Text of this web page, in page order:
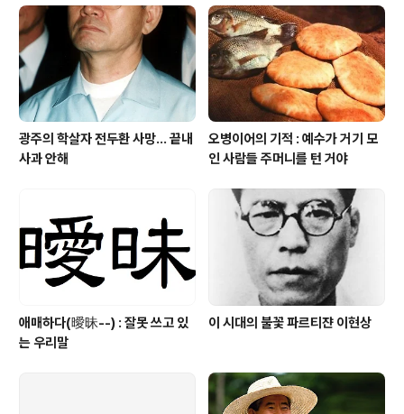
원인으로 인지시켰기 때문이다. 논쟁을 통하여 더불어 발
전할 수 있으며 자기 세를 넓힐 수 있다. 논쟁과 토론은 상
대방을 이기려고 하는 것이 아니다. 상대방과의 논쟁을 통
하여 자기를 지지하는 세력..
광주의 학살자 전두환 사망... 끝내
사과 안해
오병이어의 기적 : 예수가 거기 모
인 사람들 주머니를 턴 거야
애매하다(曖昧--) : 잘못 쓰고 있
는 우리말
이 시대의 불꽃 파르티쟌 이현상